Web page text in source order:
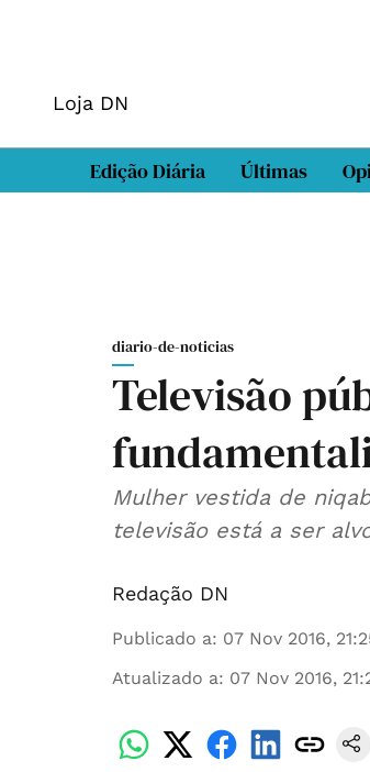
Loja DN
Edição Diária Últimas
diario-de-noticias
Televisão
Mulher vestida de
televisão está a ser
Redação DN
Publicado a: 07 Nov 2016,
Atualizado a: 07 Nov 2016,